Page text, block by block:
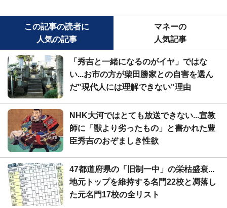
この記事の読者に
人気の記事
マネーの
人気記事
「秀吉と一緒になるのがイヤ」ではな
い...お市の方が柴田勝家との自害を選ん
だ"現代人には理解できない"理由
NHK大河ではとても放送できない...宣教
師に「獣より劣ったもの」と書かれた豊
臣秀吉のおぞましき性欲
47都道府県の「旧制一中」の栄枯盛衰...
地元トップを維持する名門22校と凋落し
た元名門17校の全リスト